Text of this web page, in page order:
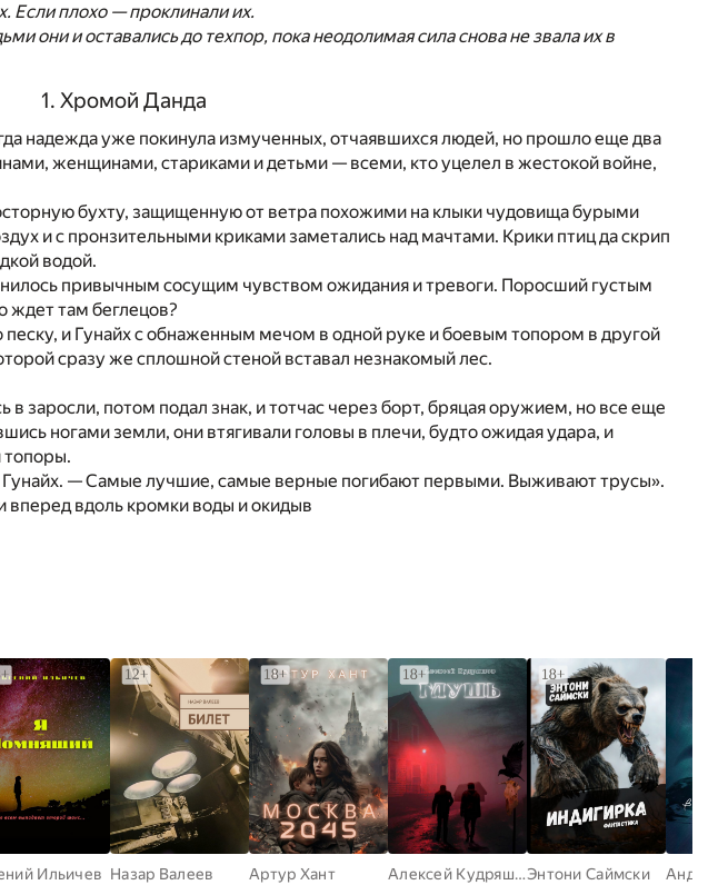
Если плохо — проклинали их.
они и оставались до техпор, пока неодолимая сила снова не звала их в
1. Хромой Данда
надежда уже покинула измученных, отчаявшихся людей, но прошло еще два
женщинами, стариками и детьми — всеми, кто уцелел в жестокой войне,
бухту, защищенную от ветра похожими на клыки чудовища бурыми
и с пронзительными криками заметались над мачтами. Крики птиц да скрип
водой.
привычным сосущим чувством ожидания и тревоги. Поросший густым
ждет там беглецов?
и Гунайх с обнаженным мечом в одной руке и боевым топором в другой
сразу же сплошной стеной вставал незнакомый лес.
заросли, потом подал знак, и тотчас через борт, бряцая оружием, но все еще
ногами земли, они втягивали головы в плечи, будто ожидая удара, и
топоры.
Гунайх. — Самые лучшие, самые верные погибают первыми. Выживают трусы».
вперед вдоль кромки воды и окидыв
Ильичев Назар Валеев
Артур Хант
Алексей КудряшовЭнтони Саймски
Андрей